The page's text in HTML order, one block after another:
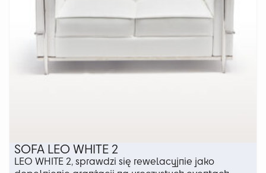
SOFA LEO WHITE 2
LEO WHITE 2, sprawdzi się rewelacyjnie jako